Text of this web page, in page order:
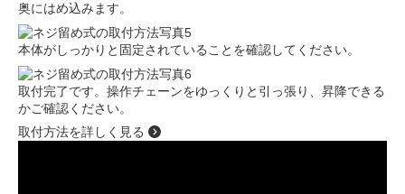
奥にはめ込みます。
本体がしっかりと固定されていることを確認してください。
取付完了です。操作チェーンをゆっくりと引っ張り、昇降できる
かご確認ください。
取付方法を詳しく見る